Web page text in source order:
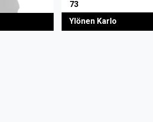
73
Ylönen Karlo